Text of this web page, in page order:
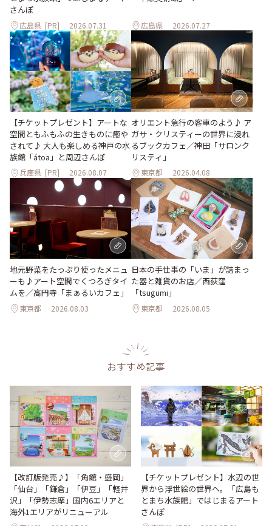
さんぽ
広島県 [PR] 2026.07.31 広島県 2026.07.27
【チケットプレゼント】アートな
空間ともふもふの生きものに癒や
されて♪ 大人も楽しめる神戸の水
族館「átoa」と周辺さんぽ
兵庫県 [PR] 2026.08.07
オリエント急行の客車のよう♪ ア
ガサ・クリスティーの世界に浸れ
るブックカフェ／神田「サロンク
リスティ」
東京都 2026.04.08
地元野菜をたっぷり使ったメニュ
ーも♪アート空間でくつろぎタイ
ムを／高円寺「まぁるいカフェ」
東京都 2026.08.03
日本の手仕事の「いま」が詰まっ
た器と雑貨のお店／西荻窪
「tsugumi」
東京都 2026.08.05
おすすめ記事
【改訂版発売♪】「角館・盛岡」
「仙台」「鎌倉」「伊豆」「軽井
沢」「伊勢志摩」国内6エリアと
海外1エリアがリニューアル
【チケットプレゼント】水辺の世
界から浮世絵の世界へ。「広島も
とまち水族館」ではじまるアート
さんぽ